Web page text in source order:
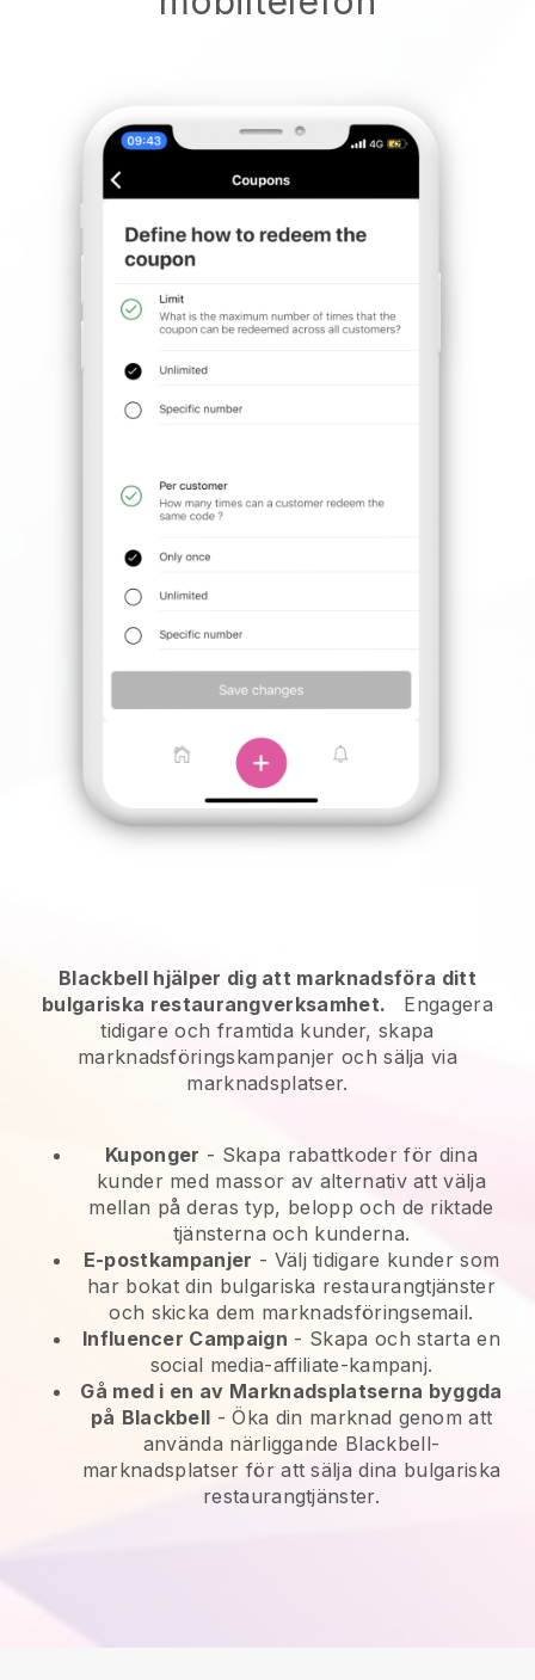
Blackbell hjälper dig att marknadsföra ditt
bulgariska restaurangverksamhet.
Engagera
tidigare och framtida kunder, skapa
marknadsföringskampanjer och sälja via
marknadsplatser.
Kuponger - Skapa rabattkoder för dina
kunder med massor av alternativ att välja
mellan på deras typ, belopp och de riktade
tjänsterna och kunderna.
E-postkampanjer - Välj tidigare kunder som
har bokat din bulgariska restaurangtjänster
och skicka dem marknadsföringsemail.
Influencer Campaign - Skapa och starta en
social media-affiliate-kampanj.
Gå med i en av Marknadsplatserna byggda
på Blackbell -Öka din marknad genom att
använda närliggande Blackbell-
marknadsplatser för att sälja dina bulgariska
restaurangtjänster.